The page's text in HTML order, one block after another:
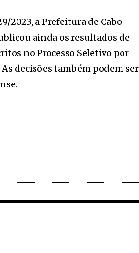
2023, a Prefeitura de Cabo
ainda os resultados de
no Processo Seletivo por
decisões também podem ser